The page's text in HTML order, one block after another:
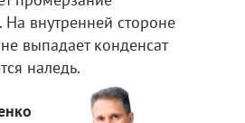
На внутренней стороне
выпадает конденсат
наледь.